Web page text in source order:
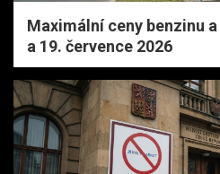
Maximální ceny benzinu
a 19. července 2026